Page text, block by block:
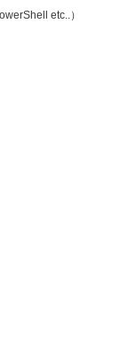
etc..）